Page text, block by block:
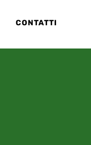
CONTATTI